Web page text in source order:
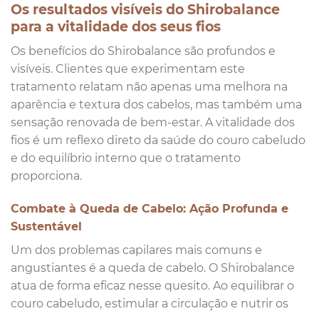
Os resultados visíveis do Shirobalance
para a vitalidade dos seus fios
Os benefícios do Shirobalance são profundos e
visíveis. Clientes que experimentam este
tratamento relatam não apenas uma melhora na
aparência e textura dos cabelos, mas também uma
sensação renovada de bem-estar. A vitalidade dos
fios é um reflexo direto da saúde do couro cabeludo
e do equilíbrio interno que o tratamento
proporciona.
Combate à Queda de Cabelo: Ação Profunda e
Sustentável
Um dos problemas capilares mais comuns e
angustiantes é a queda de cabelo. O Shirobalance
atua de forma eficaz nesse quesito. Ao equilibrar o
couro cabeludo, estimular a circulação e nutrir os